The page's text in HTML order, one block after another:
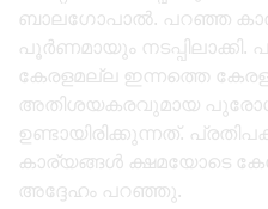
ബാലഗോപാൽ. പറഞ്ഞ
പൂർണമായും
കേരളമല്ല ഇന്നത്തെ
അതിശയകരവുമായ
ഉണ്ടായിരിക്കുന്നത്.
കാര്യങ്ങൾ ക്ഷമയോടെ
അദ്ദേഹം പറഞ്ഞു.